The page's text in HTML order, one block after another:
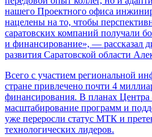
нашего Проектного офиса
нацелены на то, чтобы
саратовских компаний получали
и финансирование», — рассказал
развития Саратовской области
Всего с участием региональной
стране привлечено почти 4
финансирования. В планах
масштабирование программ и
уже переросли статус МТК и
технологических лидеров.